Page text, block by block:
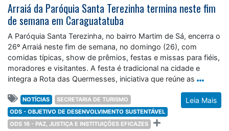
Arraiá da Paróquia Santa Terezinha termina neste fim
de semana em Caraguatatuba
A Paróquia Santa Terezinha, no bairro Martim de Sá, encerra o
26º Arraiá neste fim de semana, no domingo (26), com
comidas típicas, show de prêmios, festas e missas para fiéis,
moradores e visitantes. A festa é tradicional na cidade e
integra a Rota das Quermesses, iniciativa que reúne as
Leia Mais
NOTÍCIAS
SECRETARIA DE TURISMO
ODS - OBJETIVO DE DESENVOLVIMENTO SUSTENTÁVEL
ODS 16 - PAZ, JUSTIÇA E INSTITUIÇÕES EFICAZES